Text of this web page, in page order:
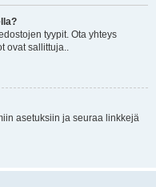
tyypit. Ota yhteys
ovat sallittuja..
asetuksiin ja seuraa linkkejä